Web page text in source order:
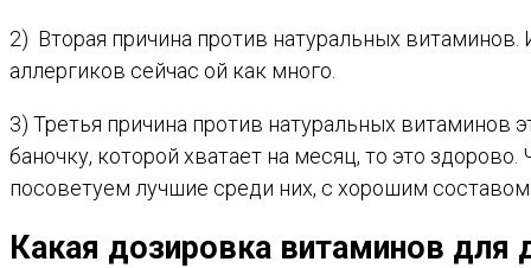
2) Вторая причина против натуральных
аллергиков сейчас ой как много.
3) Третья причина против натуральных витаминов
баночку, которой хватает на месяц, то это
посоветуем лучшие среди них, с хорошим
Какая дозировка витаминов для